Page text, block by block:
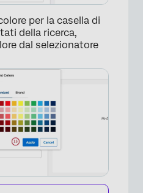
per la casella di
della ricerca,
dal selezionatore